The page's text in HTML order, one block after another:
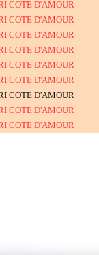
COTE D'AMOUR
COTE D'AMOUR
COTE D'AMOUR
COTE D'AMOUR
COTE D'AMOUR
COTE D'AMOUR
COTE D'AMOUR
COTE D'AMOUR
COTE D'AMOUR